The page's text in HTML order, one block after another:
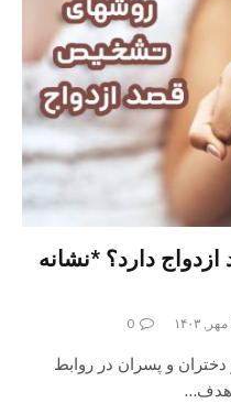
دارد؟ *نشانه
0
دختران و پسران در روابط
هدف…